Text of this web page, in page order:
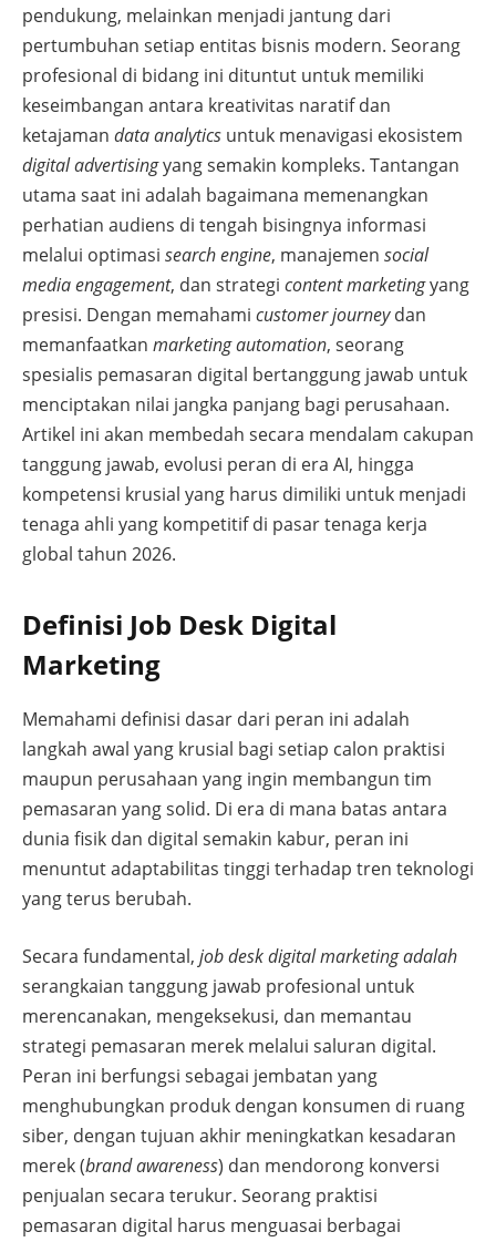
pendukung, melainkan menjadi jantung dari
pertumbuhan setiap entitas bisnis modern. Seorang
profesional di bidang ini dituntut untuk memiliki
keseimbangan antara kreativitas naratif dan
ketajaman data analytics untuk menavigasi ekosistem
digital advertisingyang semakin kompleks. Tantangan
utama saat ini adalah bagaimana memenangkan
perhatian audiens di tengah bisingnya informasi
melalui optimasi search engine, manajemen social
media engagement, dan strategi content marketingyang
presisi. Dengan memahami customer journeydan
memanfaatkan marketing automation, seorang
spesialis pemasaran digital bertanggung jawab untuk
menciptakan nilai jangka panjang bagi perusahaan.
Artikel ini akan membedah secara mendalam cakupan
tanggung jawab, evolusi peran di era AI, hingga
kompetensi krusial yang harus dimiliki untuk menjadi
tenaga ahli yang kompetitif di pasar tenaga kerja
global tahun 2026.
Definisi Job Desk Digital
Marketing
Memahami definisi dasar dari peran ini adalah
langkah awal yang krusial bagi setiap calon praktisi
maupun perusahaan yang ingin membangun tim
pemasaran yang solid. Di era di mana batas antara
dunia fisik dan digital semakin kabur, peran ini
menuntut adaptabilitas tinggi terhadap tren teknologi
yang terus berubah.
Secara fundamental, job desk digital marketing adalah
serangkaian tanggung jawab profesional untuk
merencanakan, mengeksekusi, dan memantau
strategi pemasaran merek melalui saluran digital.
Peran ini berfungsi sebagai jembatan yang
menghubungkan produk dengan konsumen di ruang
siber, dengan tujuan akhir meningkatkan kesadaran
merek (brand awareness) dan mendorong konversi
penjualan secara terukur. Seorang praktisi
pemasaran digital harus menguasai berbagai